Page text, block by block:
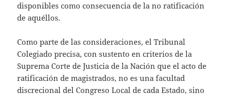
disponibles como consecuencia de la no ratificación
de aquéllos.
Como parte de las consideraciones, el Tribunal
Colegiado precisa, con sustento en criterios de la
Suprema Corte de Justicia de la Nación que el acto de
ratificación de magistrados, no es una facultad
discrecional del Congreso Local de cada Estado, sino